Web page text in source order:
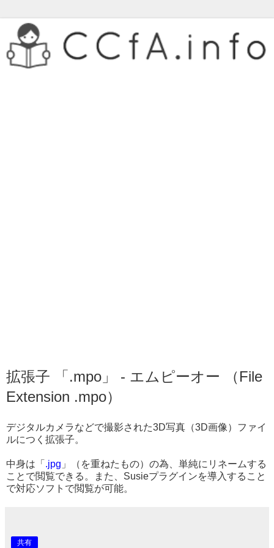
拡張子 「.mpo」 - エムピーオー （File
Extension .mpo）
デジタルカメラなどで撮影された3D写真（3D画像）ファイ
ルにつく拡張子。
中身は「 .jpg 」（を重ねたもの）の為、単純にリネームする
ことで閲覧できる。また、Susieプラグインを導入すること
で対応ソフトで閲覧が可能。
共有